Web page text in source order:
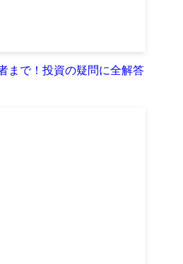
まで！投資の疑問に全解答